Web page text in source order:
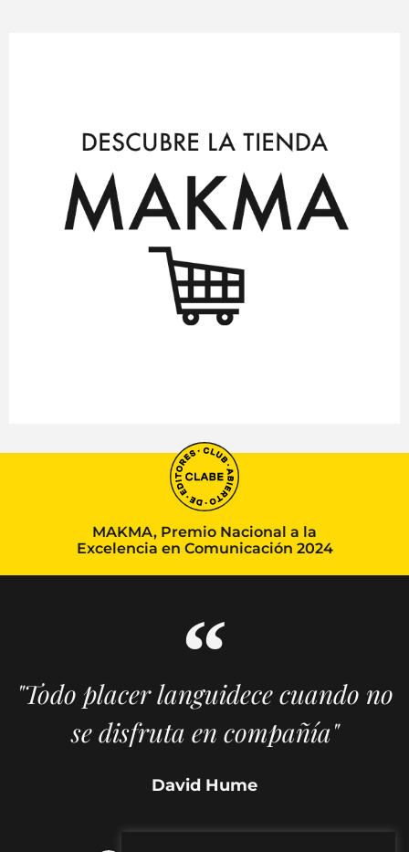
MAKMA, Premio Nacional a la
Excelencia en Comunicación 2024
"Todo placer languidece cuando no
se disfruta en compañía"
David Hume